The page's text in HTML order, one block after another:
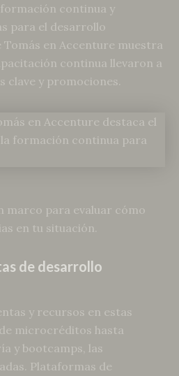
continua y
para el desarrollo
Tomás en Accenture muestra
continua llevaron a
clave y promociones.
marco para evaluar cómo
en tu situación.
de desarrollo
y recursos en estas
microcréditos hasta
y bootcamps, las
Plataformas de